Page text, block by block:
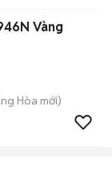
Vàng
Hòa mới)